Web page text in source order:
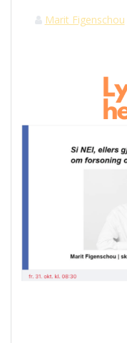
Marit Figenschou